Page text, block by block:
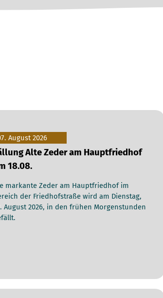
August 2026
Alte Zeder am Hauptfriedhof
18.08.
markante Zeder am Hauptfriedhof im
der Friedhofstraße wird am Dienstag,
August 2026, in den frühen Morgenstunden